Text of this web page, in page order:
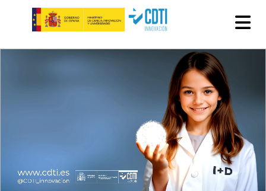
Pasar al contenido principal